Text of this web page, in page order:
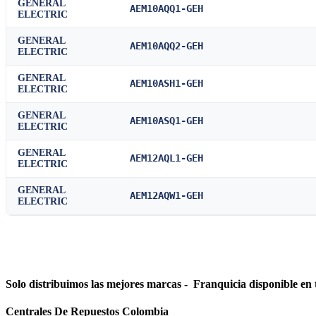
GENERAL
ELECTRIC
AEM10AQQ1-GEH
GENERAL
ELECTRIC
AEM10AQQ2-GEH
GENERAL
ELECTRIC
AEM10ASH1-GEH
GENERAL
ELECTRIC
AEM10ASQ1-GEH
GENERAL
ELECTRIC
AEM12AQL1-GEH
GENERAL
ELECTRIC
AEM12AQW1-GEH
Solo distribuimos las mejores marcas - Franquicia disponible en
Centrales De Repuestos Colombia